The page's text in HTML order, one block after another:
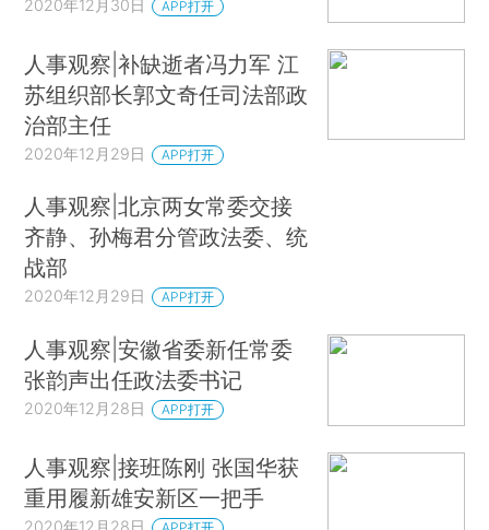
2020年12月30日 APP打开
人事观察|补缺逝者冯力军 江
苏组织部长郭文奇任司法部政
治部主任
2020年12月29日 APP打开
人事观察|北京两女常委交接
齐静、孙梅君分管政法委、统
战部
2020年12月29日 APP打开
人事观察|安徽省委新任常委
张韵声出任政法委书记
2020年12月28日 APP打开
人事观察|接班陈刚 张国华获
重用履新雄安新区一把手
2020年12月28日